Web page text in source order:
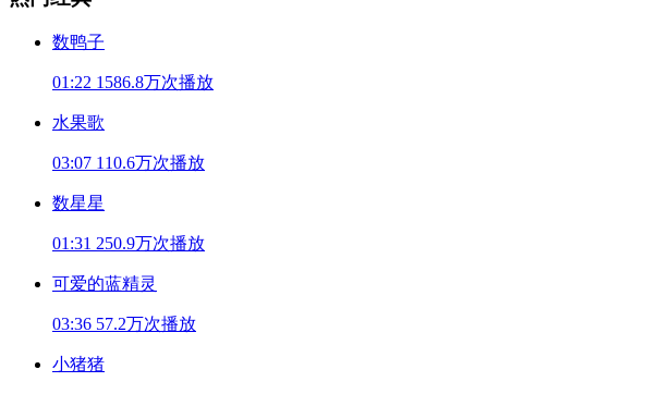
数鸭子
01:22 1586.8万次播放
水果歌
03:07 110.6万次播放
数星星
01:31 250.9万次播放
可爱的蓝精灵
03:36 57.2万次播放
小猪猪